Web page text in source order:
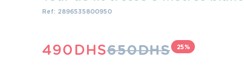
Ref: 2896535800950
650DHS
LE
490 DHS
LE
25%